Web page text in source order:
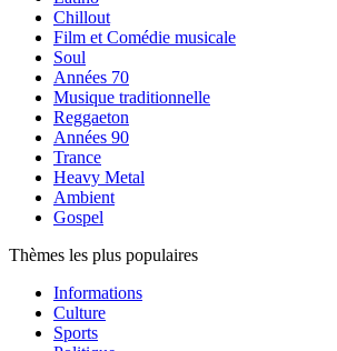
Chillout
Film et Comédie musicale
Soul
Années 70
Musique traditionnelle
Reggaeton
Années 90
Trance
Heavy Metal
Ambient
Gospel
Thèmes les plus populaires
Informations
Culture
Sports